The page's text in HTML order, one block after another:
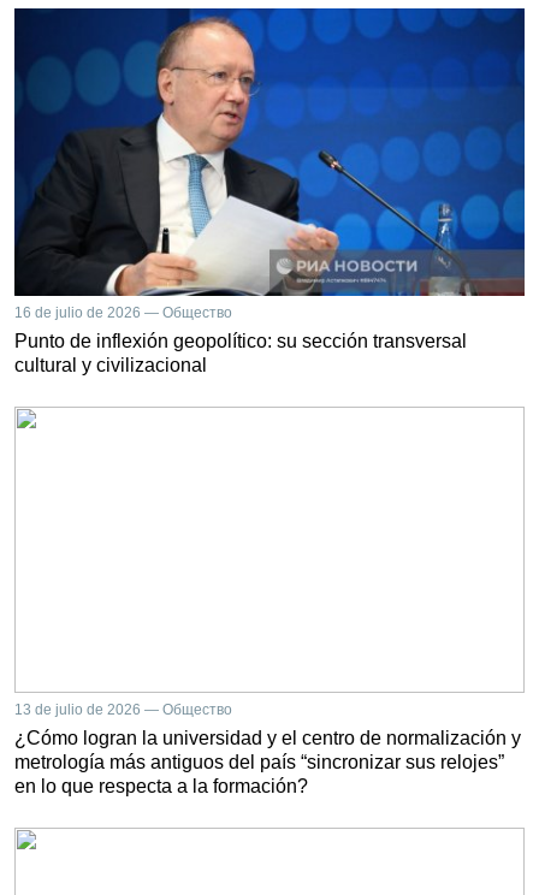
16 de julio de 2026 — Общество
Punto de inflexión geopolítico: su sección transversal
cultural y civilizacional
13 de julio de 2026 — Общество
¿Cómo logran la universidad y el centro de normalización y
metrología más antiguos del país “sincronizar sus relojes”
en lo que respecta a la formación?